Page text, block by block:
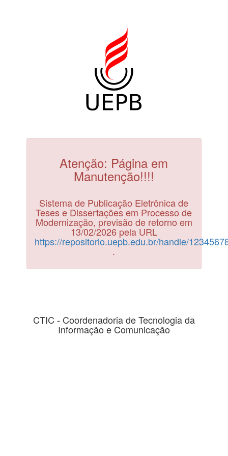
Atenção: Página em
Manutenção!!!!
Sistema de Publicação Eletrônica de
Teses e Dissertações em Processo de
Modernização, previsão de retorno em
13/02/2026 pela URL
https://repositorio.uepb.edu.br/handle/
.
CTIC - Coordenadoria de Tecnologia da
Informação e Comunicação